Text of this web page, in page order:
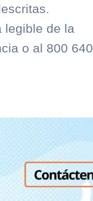
legible de la
o al 800 640